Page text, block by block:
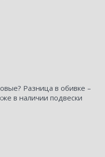
Разница в обивке –
в наличии подвески